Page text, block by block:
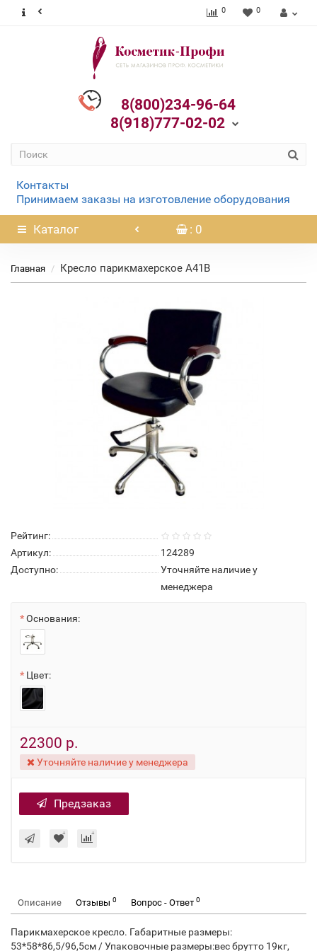
0 0
8(800)234-96-64
8(918)777-02-02
Контакты
Принимаем заказы на изготовление оборудования
Каталог : 0
Главная Кресло парикмахерское A41B
Рейтинг:
Артикул:
124289
Доступно:
Уточняйте наличие у
менеджера
Основания:
Цвет:
22300 р.
Уточняйте наличие у менеджера
Предзаказ
Описание Отзывы 0 Вопрос - Ответ 0
Парикмахерское кресло. Габаритные размеры:
53*58*86,5/96,5см / Упаковочные размеры:вес брутто 19кг,